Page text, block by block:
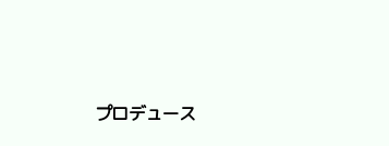
プロデュース